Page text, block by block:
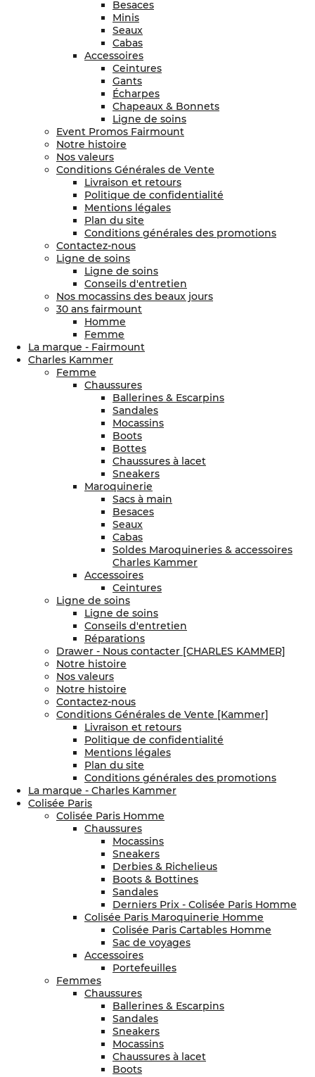
Besaces
Minis
Seaux
Cabas
Accessoires
Ceintures
Gants
Écharpes
Chapeaux & Bonnets
Ligne de soins
Event Promos Fairmount
Notre histoire
Nos valeurs
Conditions Générales de Vente
Livraison et retours
Politique de confidentialité
Mentions légales
Plan du site
Conditions générales des promotions
Contactez-nous
Ligne de soins
Ligne de soins
Conseils d'entretien
Nos mocassins des beaux jours
30 ans fairmount
Homme
Femme
La marque - Fairmount
Charles Kammer
Femme
Chaussures
Ballerines & Escarpins
Sandales
Mocassins
Boots
Bottes
Chaussures à lacet
Sneakers
Maroquinerie
Sacs à main
Besaces
Seaux
Cabas
Soldes Maroquineries & accessoires
Charles Kammer
Accessoires
Ceintures
Ligne de soins
Ligne de soins
Conseils d'entretien
Réparations
Drawer - Nous contacter [CHARLES KAMMER]
Notre histoire
Nos valeurs
Notre histoire
Contactez-nous
Conditions Générales de Vente [Kammer]
Livraison et retours
Politique de confidentialité
Mentions légales
Plan du site
Conditions générales des promotions
La marque - Charles Kammer
Colisée Paris
Colisée Paris Homme
Chaussures
Mocassins
Sneakers
Derbies & Richelieus
Boots & Bottines
Sandales
Derniers Prix - Colisée Paris Homme
Colisée Paris Maroquinerie Homme
Colisée Paris Cartables Homme
Sac de voyages
Accessoires
Portefeuilles
Femmes
Chaussures
Ballerines & Escarpins
Sandales
Sneakers
Mocassins
Chaussures à lacet
Boots